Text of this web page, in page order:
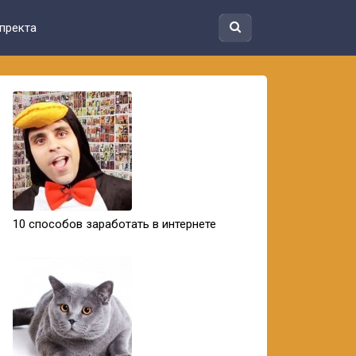
10 способов заработать в интернете